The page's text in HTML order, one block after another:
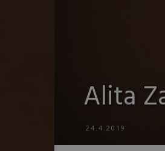
Alita
24.4.2019